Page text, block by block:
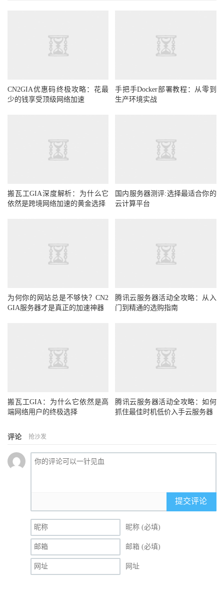
CN2GIA优惠码终极攻略：花最
少的钱享受顶级网络加速
手把手Docker部署教程：从零到
生产环境实战
搬瓦工GIA深度解析：为什么它
依然是跨境网络加速的黄金选择
国内服务器测评:选择最适合你的
云计算平台
为何你的网站总是不够快？CN2
GIA服务器才是真正的加速神器
腾讯云服务器活动全攻略：从入
门到精通的选购指南
搬瓦工GIA：为什么它依然是高
端网络用户的终极选择
腾讯云服务器活动全攻略：如何
抓住最佳时机低价入手云服务器
评论 抢沙发
提交评论
昵称 (必填)
邮箱 (必填)
网址